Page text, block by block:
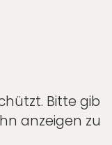
Bitte gib
anzeigen zu